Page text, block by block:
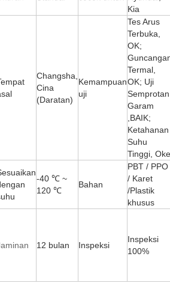
Kia
Changsha,
Cina
(Daratan)
Kemampuan
uji
Tes Arus
Terbuka,
OK;
Termal,
OK; Uji
Semprotan
Garam
,BAIK;
Ketahanan
Suhu
Tinggi, Oke
-40 ℃ ~
120 ℃
Bahan
PBT / PPO
/ Karet
/Plastik
khusus
12 bulan Inspeksi
Inspeksi
100%